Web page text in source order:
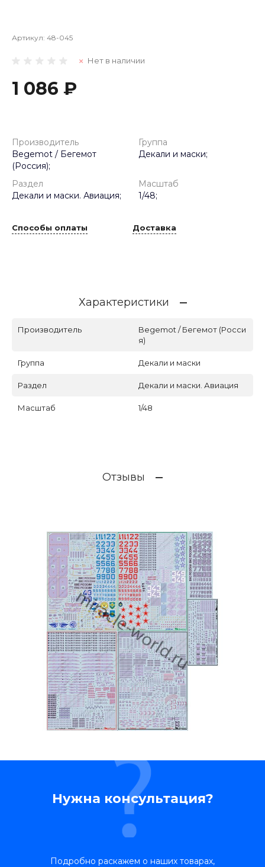
Артикул: 48-045
Нет в наличии
1 086 ₽
Производитель
Begemot / Бегемот
(Россия);
Группа
Декали и маски;
Раздел
Декали и маски. Авиация;
Масштаб
1/48;
Способы оплаты Доставка
Характеристики
Производитель
Begemot / Бегемот (Росси
я)
Группа Декали и маски
Раздел Декали и маски. Авиация
Масштаб 1/48
Отзывы
Нужна консультация?
Подробно раскажем о наших товарах,